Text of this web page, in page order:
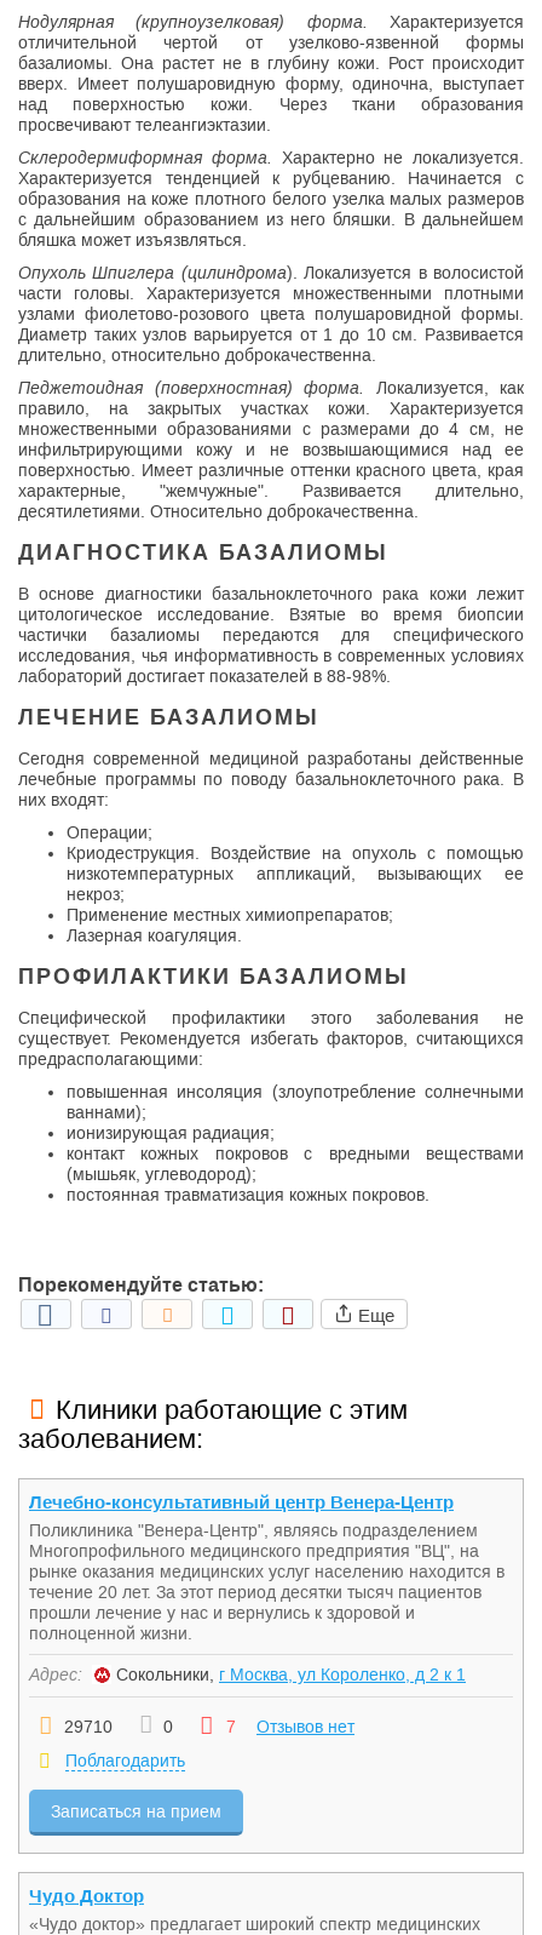
Нодулярная (крупноузелковая) форма.
Характеризуется
отличительной чертой от узелково-язвенной формы
базалиомы. Она растет не в глубину кожи. Рост происходит
вверх. Имеет полушаровидную форму, одиночна, выступает
над поверхностью кожи. Через ткани образования
просвечивают телеангиэктазии.
Склеродермиформная форма.
Характерно не локализуется.
Характеризуется тенденцией к рубцеванию. Начинается с
образования на коже плотного белого узелка малых размеров
с дальнейшим образованием из него бляшки. В дальнейшем
бляшка может изъязвляться.
Опухоль Шпиглера (цилиндрома). Локализуется в волосистой
части головы. Характеризуется множественными плотными
узлами фиолетово-розового цвета полушаровидной формы.
Диаметр таких узлов варьируется от 1 до 10 см. Развивается
длительно, относительно доброкачественна.
Педжетоидная (поверхностная) форма.
Локализуется, как
правило, на закрытых участках кожи. Характеризуется
множественными образованиями с размерами до 4 см, не
инфильтрирующими кожу и не возвышающимися над ее
поверхностью. Имеет различные оттенки красного цвета, края
характерные, "жемчужные". Развивается длительно,
десятилетиями. Относительно доброкачественна.
ДИАГНОСТИКА БАЗАЛИОМЫ
В основе диагностики базальноклеточного рака кожи лежит
цитологическое исследование. Взятые во время биопсии
частички базалиомы передаются для специфического
исследования, чья информативность в современных условиях
лабораторий достигает показателей в 88-98%.
ЛЕЧЕНИЕ БАЗАЛИОМЫ
Сегодня современной медициной разработаны действенные
лечебные программы по поводу базальноклеточного рака. В
них входят:
Операции;
Криодеструкция. Воздействие на опухоль с помощью
низкотемпературных аппликаций, вызывающих ее
некроз;
Применение местных химиопрепаратов;
Лазерная коагуляция.
ПРОФИЛАКТИКИ БАЗАЛИОМЫ
Специфической профилактики этого заболевания не
существует. Рекомендуется избегать факторов, считающихся
предрасполагающими:
повышенная инсоляция (злоупотребление солнечными
ваннами);
ионизирующая радиация;
контакт кожных покровов с вредными веществами
(мышьяк, углеводород);
постоянная травматизация кожных покровов.
Порекомендуйте статью:
Еще
Клиники работающие с этим
заболеванием:
Лечебно-консультативный центр Венера-Центр
Поликлиника "Венера-Центр", являясь подразделением
Многопрофильного медицинского предприятия "ВЦ", на
рынке оказания медицинских услуг населению находится в
течение 20 лет. За этот период десятки тысяч пациентов
прошли лечение у нас и вернулись к здоровой и
полноценной жизни.
Адрес: Сокольники, г Москва, ул Короленко, д 2 к 1
29710 0 7
Отзывов нет
Поблагодарить
Записаться на прием
Чудо Доктор
«Чудо доктор» предлагает широкий спектр медицинских